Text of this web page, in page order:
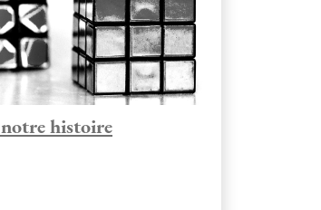
histoire